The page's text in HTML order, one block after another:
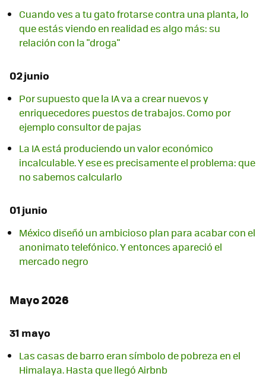
Cuando ves a tu gato frotarse contra una planta, lo
que estás viendo en realidad es algo más: su
relación con la "droga"
02 junio
Por supuesto que la IA va a crear nuevos y
enriquecedores puestos de trabajos. Como por
ejemplo consultor de pajas
La IA está produciendo un valor económico
incalculable. Y ese es precisamente el problema: que
no sabemos calcularlo
01 junio
México diseñó un ambicioso plan para acabar con el
anonimato telefónico. Y entonces apareció el
mercado negro
Mayo 2026
31 mayo
Las casas de barro eran símbolo de pobreza en el
Himalaya. Hasta que llegó Airbnb